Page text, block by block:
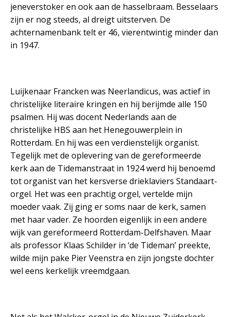
jeneverstoker en ook aan de hasselbraam. Besselaars
zijn er nog steeds, al dreigt uitsterven. De
achternamenbank telt er 46, vierentwintig minder dan
in 1947.
Luijkenaar Francken was Neerlandicus, was actief in
christelijke literaire kringen en hij berijmde alle 150
psalmen. Hij was docent Nederlands aan de
christelijke HBS aan het Henegouwerplein in
Rotterdam. En hij was een verdienstelijk organist.
Tegelijk met de oplevering van de gereformeerde
kerk aan de Tidemanstraat in 1924 werd hij benoemd
tot organist van het kersverse drieklaviers Standaart-
orgel. Het was een prachtig orgel, vertelde mijn
moeder vaak. Zij ging er soms naar de kerk, samen
met haar vader. Ze hoorden eigenlijk in een andere
wijk van gereformeerd Rotterdam-Delfshaven. Maar
als professor Klaas Schilder in ‘de Tideman’ preekte,
wilde mijn pake Pier Veenstra en zijn jongste dochter
wel eens kerkelijk vreemdgaan.